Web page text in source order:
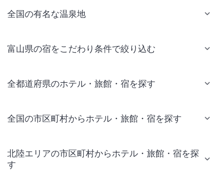
全国の有名な温泉地
富山県の宿をこだわり条件で絞り込む
全都道府県のホテル・旅館・宿を探す
全国の市区町村からホテル・旅館・宿を探す
北陸エリアの市区町村からホテル・旅館・宿を探
す